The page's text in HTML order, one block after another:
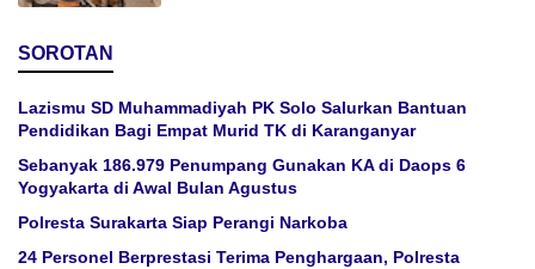
SOROTAN
Lazismu SD Muhammadiyah PK Solo Salurkan Bantuan
Pendidikan Bagi Empat Murid TK di Karanganyar
Sebanyak 186.979 Penumpang Gunakan KA di Daops 6
Yogyakarta di Awal Bulan Agustus
Polresta Surakarta Siap Perangi Narkoba
24 Personel Berprestasi Terima Penghargaan, Polresta